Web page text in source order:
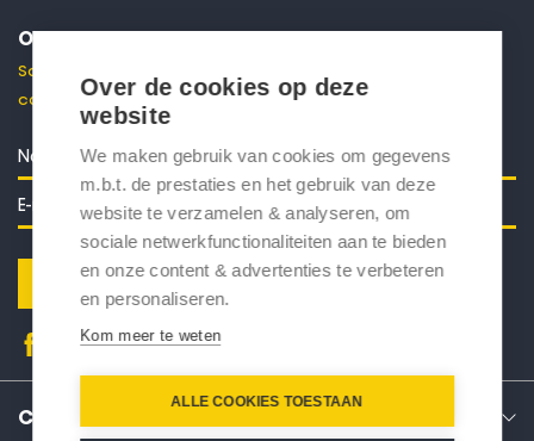
ONTVANG 10% KORTING
Schrijf je in voor onze nieuwsbrief en ontvang direct een
code voor 10% korting in je mailbox.
Verstuur
CONTACT
Over de cookies op deze
website
We maken gebruik van cookies om gegevens
m.b.t. de prestaties en het gebruik van deze
website te verzamelen & analyseren, om
sociale netwerkfunctionaliteiten aan te bieden
en onze content & advertenties te verbeteren
en personaliseren.
Kom meer te weten
ALLE COOKIES TOESTAAN